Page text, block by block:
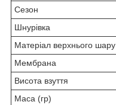
Сезон
Шнурівка
Матеріал верхнього шару
Мембрана
Висота взуття
Маса (гр)